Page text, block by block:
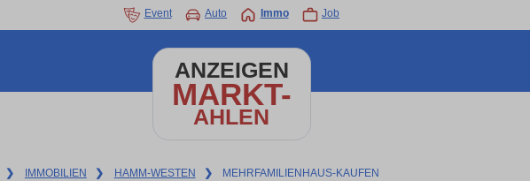
Event Auto Immo Job
ANZEIGEN
MARKT-
AHLEN
❯ IMMOBILIEN ❯ HAMM-WESTEN ❯ MEHRFAMILIENHAUS-KAUFEN